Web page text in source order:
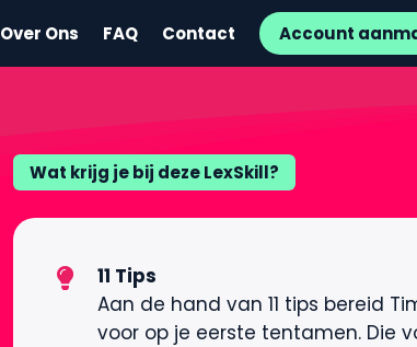
Over Ons FAQ Contact Account
Wat krijg je bij deze LexSkill?
11 Tips
Aan de hand van 11 tips bereid
voor op je eerste tentamen. Die